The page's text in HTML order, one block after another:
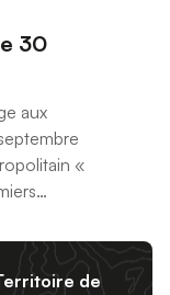
30
aux
«
de